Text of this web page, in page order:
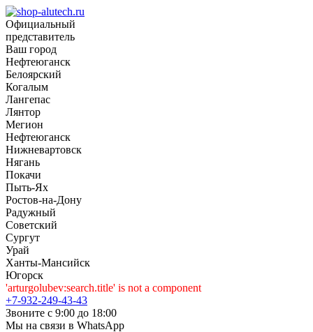
Официальный
представитель
Ваш город
Нефтеюганск
Белоярский
Когалым
Лангепас
Лянтор
Мегион
Нефтеюганск
Нижневартовск
Нягань
Покачи
Пыть-Ях
Рoстов-на-Дону
Радужный
Советский
Сургут
Урай
Ханты-Мансийск
Югорск
'arturgolubev:search.title' is not a component
+7-932-249-43-43
Звоните с 9:00 до 18:00
Мы на связи в WhatsApp